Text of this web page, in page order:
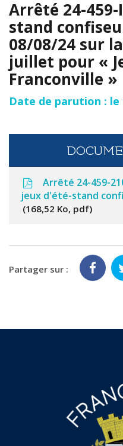
Arrêté 24-
stand
08/08/24 sur
juillet pour «
Franconville »
Date de parution : le
Arrêté 24-459-
jeux d'été-stand
168,52 Ko, pdf
Partager sur :